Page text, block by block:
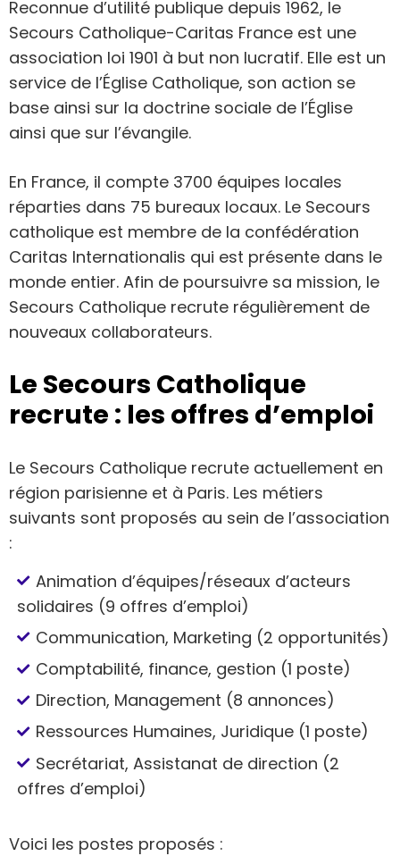
Reconnue d’utilité publique depuis 1962, le
Secours Catholique-Caritas France est une
association loi 1901 à but non lucratif. Elle est un
service de l’Église Catholique, son action se
base ainsi sur la doctrine sociale de l’Église
ainsi que sur l’évangile.
En France, il compte 3700 équipes locales
réparties dans 75 bureaux locaux. Le Secours
catholique est membre de la confédération
Caritas Internationalis qui est présente dans le
monde entier. Afin de poursuivre sa mission, le
Secours Catholique recrute régulièrement de
nouveaux collaborateurs.
Le Secours Catholique
recrute : les offres d’emploi
Le Secours Catholique recrute actuellement en
région parisienne et à Paris. Les métiers
suivants sont proposés au sein de l’association
:
Animation d’équipes/réseaux d’acteurs
solidaires (9 offres d’emploi)
Communication, Marketing (2 opportunités)
Comptabilité, finance, gestion (1 poste)
Direction, Management (8 annonces)
Ressources Humaines, Juridique (1 poste)
Secrétariat, Assistanat de direction (2
offres d’emploi)
Voici les postes proposés :